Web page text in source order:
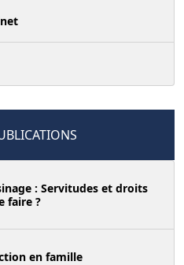
: Servitudes et droits
faire ?
en famille